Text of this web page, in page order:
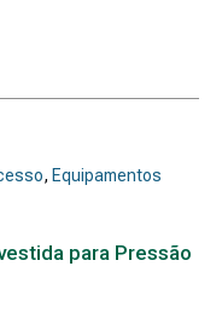
, Equipamentos
para Pressão